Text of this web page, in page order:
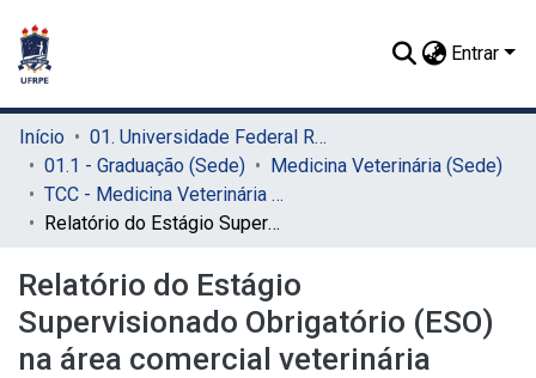
Entrar
Início
01. Universidade Federal Rural de Pernambuco - UFRPE (Sede)
01.1 - Graduação (Sede)
Medicina Veterinária (Sede)
TCC - Medicina Veterinária (Sede)
Relatório do Estágio Supervisionado Obrigatório (ESO) na área comercial veterinária
Relatório do Estágio
Supervisionado Obrigatório (ESO)
na área comercial veterinária